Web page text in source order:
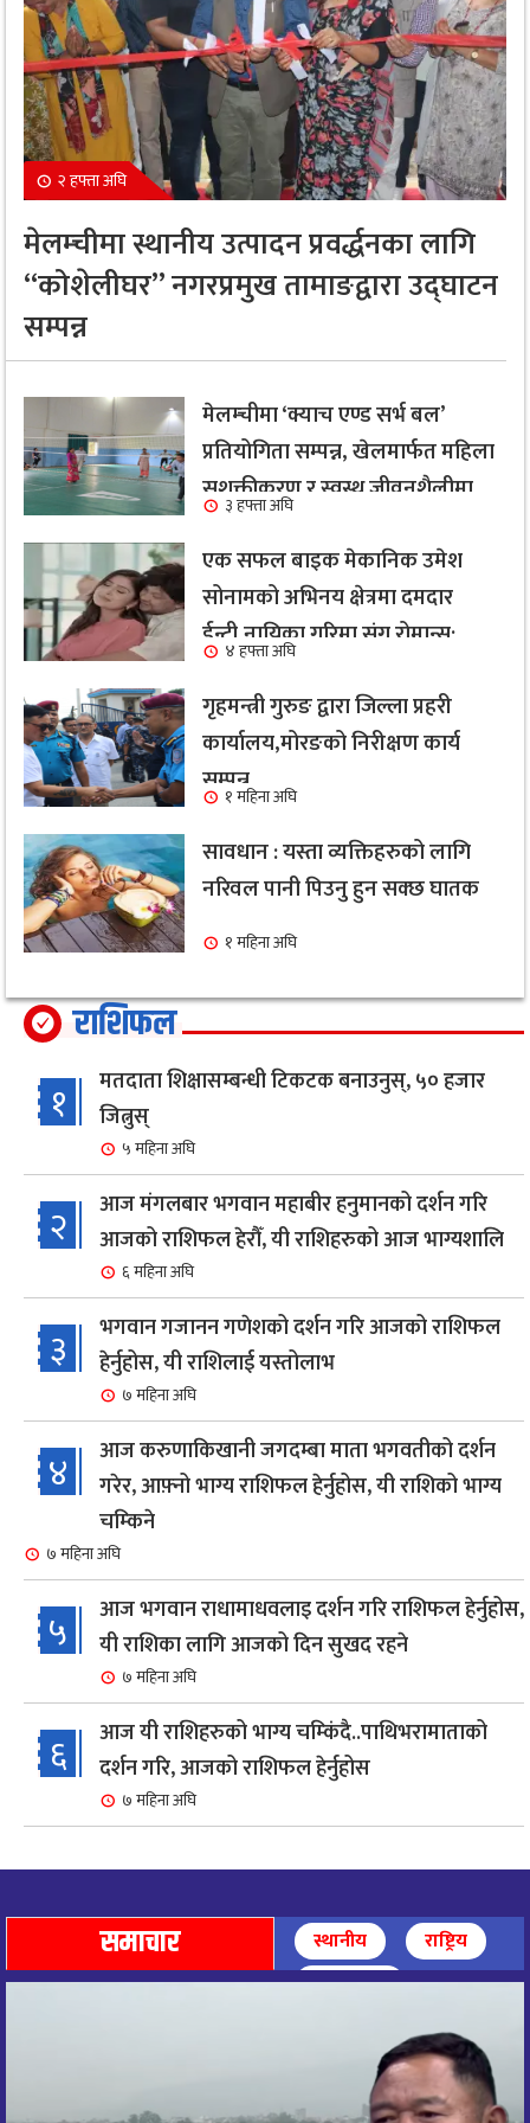
२ हफ्ता अघि
मेलम्चीमा स्थानीय उत्पादन प्रवर्द्धनका लागि
“कोशेलीघर” नगरप्रमुख तामाङद्वारा उद्घाटन
सम्पन्न
मेलम्चीमा ‘क्याच एण्ड सर्भ बल’
प्रतियोगिता सम्पन्न, खेलमार्फत महिला
सशक्तीकरण र स्वस्थ जीवनशैलीमा
जोड
३ हफ्ता अघि
एक सफल बाइक मेकानिक उमेश
सोनामको अभिनय क्षेत्रमा दमदार
ईन्ट्री,नायिका गरिमा संग रोमान्स:
हेर्नुहोस भिडियो ।
४ हफ्ता अघि
गृहमन्त्री गुरुङ द्वारा जिल्ला प्रहरी
कार्यालय,मोरङको निरीक्षण कार्य
सम्पन्न१ महिना अघि
सावधान : यस्ता व्यक्तिहरुको लागि
नरिवल पानी पिउनु हुन सक्छ घातक
१ महिना अघि
राशिफल
१
मतदाता शिक्षासम्बन्धी टिकटक बनाउनुस्, ५० हजार
जित्नुस्
५ महिना अघि
२
आज मंगलबार भगवान महाबीर हनुमानको दर्शन गरि
आजको राशिफल हेरौँ, यी राशिहरुको आज भाग्यशालि
६ महिना अघि
३
भगवान गजानन गणेशको दर्शन गरि आजको राशिफल
हेर्नुहोस, यी राशिलाई यस्तोलाभ
७ महिना अघि
४
आज करुणाकिखानी जगदम्बा माता भगवतीको दर्शन
गरेर, आफ़्नो भाग्य राशिफल हेर्नुहोस, यी राशिको भाग्य
चम्किने
७ महिना अघि
५
आज भगवान राधामाधवलाइ दर्शन गरि राशिफल हेर्नुहोस,
यी राशिका लागि आजको दिन सुखद रहने
७ महिना अघि
६
आज यी राशिहरुको भाग्य चम्किंदै..पाथिभरामाताको
दर्शन गरि, आजको राशिफल हेर्नुहोस
७ महिना अघि
७
८ महिना अघि
८
आज पाथिभारा माताको दर्शन गरि, दिनको सुरुवात गर्दै,
आज माताभगवती जगज्जननी पाथिभरादेवीको दर्शन गरि
समाचार स्थानीय
राष्ट्रिय
अन्तर्राष्ट्रिय